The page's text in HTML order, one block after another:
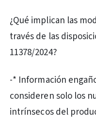
¿Qué implican las
través de las
11378/2024?
-* Información
consideren solo los
intrínsecos del